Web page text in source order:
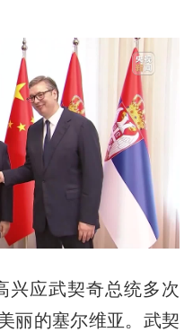
应武契奇总统多次
丽的塞尔维亚。武契